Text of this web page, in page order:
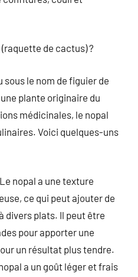
de cactus) ?
le nom de figuier de
plante originaire du
médicinales, le nopal
Voici quelques-uns
Le nopal a une texture
ce qui peut ajouter de
divers plats. Il peut être
pour apporter une
un résultat plus tendre.
a un goût léger et frais